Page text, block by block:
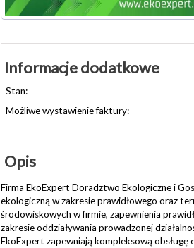
Informacje dodatkowe
Stan:
Możliwe wystawienie faktury:
Opis
Firma EkoExpert Doradztwo Ekologiczne i
ekologiczną w zakresie prawidłowego oraz
środowiskowych w firmie, zapewnienia
zakresie oddziaływania prowadzonej
EkoExpert zapewniają kompleksową